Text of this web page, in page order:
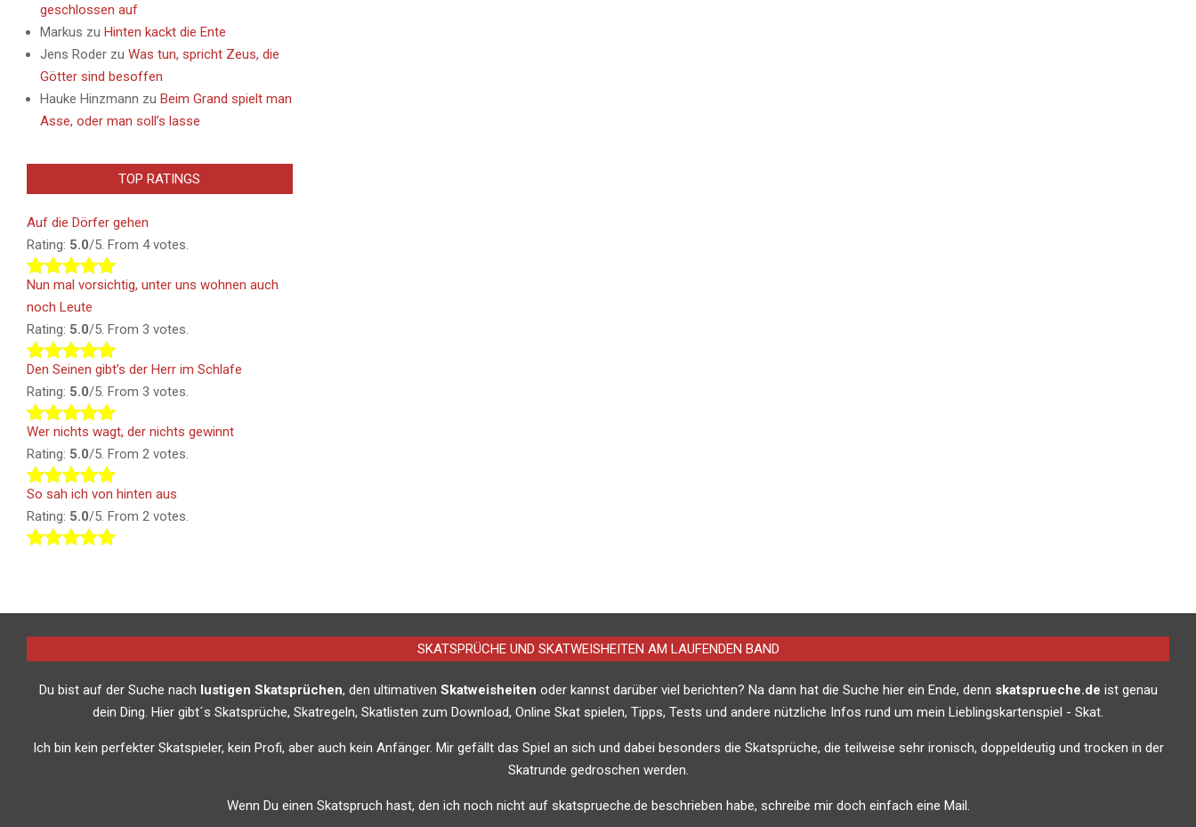
geschlossen auf
Markus zu Hinten kackt die Ente
Jens Roder zu Was tun, spricht Zeus, die
Götter sind besoffen
Hauke Hinzmann zu Beim Grand spielt man
Asse, oder man soll’s lasse
TOP RATINGS
Auf die Dörfer gehen
Rating: 5.0/5. From 4 votes.
Nun mal vorsichtig, unter uns wohnen auch
noch Leute
Rating: 5.0/5. From 3 votes.
Den Seinen gibt’s der Herr im Schlafe
Rating: 5.0/5. From 3 votes.
Wer nichts wagt, der nichts gewinnt
Rating: 5.0/5. From 2 votes.
So sah ich von hinten aus
Rating: 5.0/5. From 2 votes.
SKATSPRÜCHE UND SKATWEISHEITEN AM LAUFENDEN BAND
Du bist auf der Suche nach lustigen Skatsprüchen, den ultimativen Skatweisheiten oder kannst darüber viel berichten? Na dann hat die Suche hier ein Ende, denn skatsprueche.de ist genau
dein Ding. Hier gibt´s Skatsprüche, Skatregeln, Skatlisten zum Download, Online Skat spielen, Tipps, Tests und andere nützliche Infos rund um mein Lieblingskartenspiel - Skat.
Ich bin kein perfekter Skatspieler, kein Profi, aber auch kein Anfänger. Mir gefällt das Spiel an sich und dabei besonders die Skatsprüche, die teilweise sehr ironisch, doppeldeutig und trocken in der
Skatrunde gedroschen werden.
Wenn Du einen Skatspruch hast, den ich noch nicht auf skatsprueche.de beschrieben habe, schreibe mir doch einfach eine Mail.